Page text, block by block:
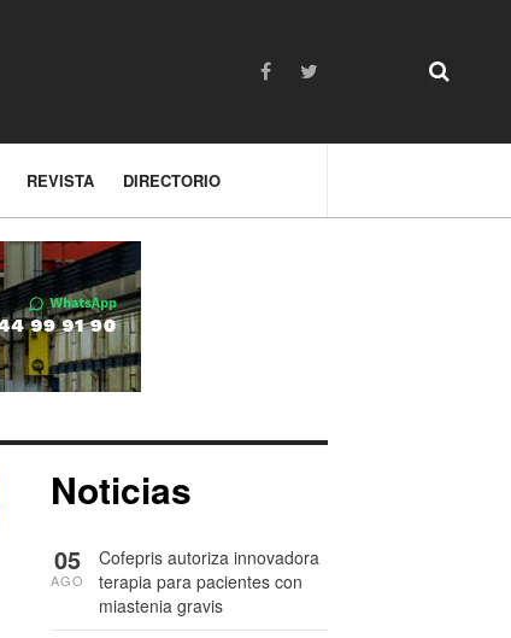
REVISTA DIRECTORIO
Noticias
Cofepris autoriza innovadora
terapia para pacientes con
miastenia gravis
05
AGO